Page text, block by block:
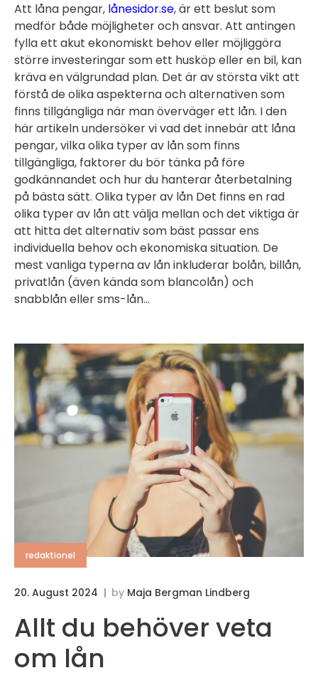
Att låna pengar, lånesidor.se, är ett beslut som
medför både möjligheter och ansvar. Att antingen
fylla ett akut ekonomiskt behov eller möjliggöra
större investeringar som ett husköp eller en bil, kan
kräva en välgrundad plan. Det är av största vikt att
förstå de olika aspekterna och alternativen som
finns tillgängliga när man överväger ett lån. I den
här artikeln undersöker vi vad det innebär att låna
pengar, vilka olika typer av lån som finns
tillgängliga, faktorer du bör tänka på före
godkännandet och hur du hanterar återbetalning
på bästa sätt. Olika typer av lån Det finns en rad
olika typer av lån att välja mellan och det viktiga är
att hitta det alternativ som bäst passar ens
individuella behov och ekonomiska situation. De
mest vanliga typerna av lån inkluderar bolån, billån,
privatlån (även kända som blancolån) och
snabblån eller sms-lån...
redaktionel
20. August 2024 by Maja Bergman Lindberg
Allt du behöver veta
om lån